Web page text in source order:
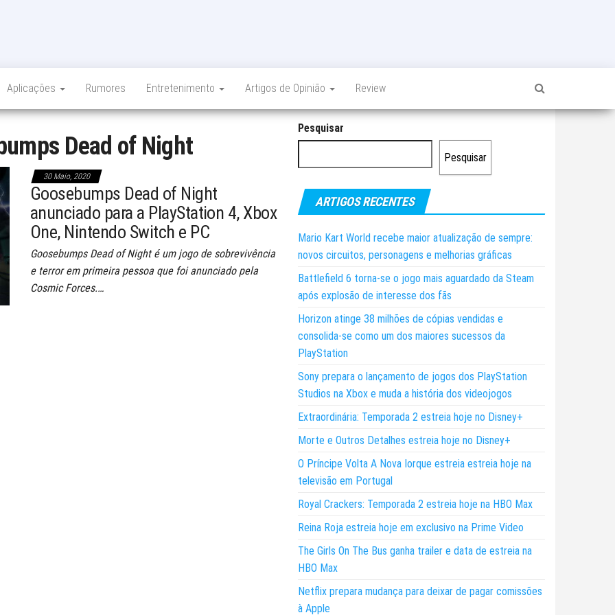
Aplicações Rumores Entretenimento Artigos de Opinião Review
Dead of Night
30 Maio, 2020
Goosebumps Dead of Night
anunciado para a PlayStation 4, Xbox
One, Nintendo Switch e PC
Goosebumps Dead of Night é um jogo de sobrevivência
e terror em primeira pessoa que foi anunciado pela
Cosmic Forces.…
Pesquisar
Pesquisar
ARTIGOS RECENTES
Mario Kart World recebe maior atualização de sempre:
novos circuitos, personagens e melhorias gráficas
Battlefield 6 torna-se o jogo mais aguardado da Steam
após explosão de interesse dos fãs
Horizon atinge 38 milhões de cópias vendidas e
consolida-se como um dos maiores sucessos da
PlayStation
Sony prepara o lançamento de jogos dos PlayStation
Studios na Xbox e muda a história dos videojogos
Extraordinária: Temporada 2 estreia hoje no Disney+
Morte e Outros Detalhes estreia hoje no Disney+
O Príncipe Volta A Nova Iorque estreia estreia hoje na
televisão em Portugal
Royal Crackers: Temporada 2 estreia hoje na HBO Max
Reina Roja estreia hoje em exclusivo na Prime Video
The Girls On The Bus ganha trailer e data de estreia na
HBO Max
Netflix prepara mudança para deixar de pagar comissões
à Apple